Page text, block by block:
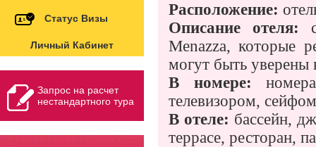
Статус Визы
Личный Кабинет
Запрос на расчет
нестандартного тура
Расположение:
Описание отеля:
Menazza, которые
могут быть уверены
В номере:
телевизором,
В отеле: бассейн,
террасе, ресторан,